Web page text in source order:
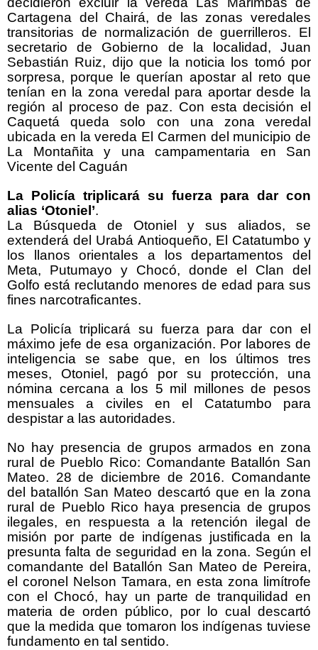
Cartagena del Chairá, de las zonas veredales
transitorias de normalización de guerrilleros. El
secretario de Gobierno de la localidad, Juan
Sebastián Ruiz, dijo que la noticia los tomó por
sorpresa, porque le querían apostar al reto que
tenían en la zona veredal para aportar desde la
región al proceso de paz. Con esta decisión el
Caquetá queda solo con una zona veredal
ubicada en la vereda El Carmen del municipio de
La Montañita y una campamentaria en San
Vicente del Caguán
La Policía triplicará su fuerza para dar con
alias ‘Otoniel’.
La Búsqueda de Otoniel y sus aliados, se
extenderá del Urabá Antioqueño, El Catatumbo y
los llanos orientales a los departamentos del
Meta, Putumayo y Chocó, donde el Clan del
Golfo está reclutando menores de edad para sus
fines narcotraficantes.
La Policía triplicará su fuerza para dar con el
máximo jefe de esa organización. Por labores de
inteligencia se sabe que, en los últimos tres
meses, Otoniel, pagó por su protección, una
nómina cercana a los 5 mil millones de pesos
mensuales a civiles en el Catatumbo para
despistar a las autoridades.
No hay presencia de grupos armados en zona
rural de Pueblo Rico: Comandante Batallón San
Mateo. 28 de diciembre de 2016. Comandante
del batallón San Mateo descartó que en la zona
rural de Pueblo Rico haya presencia de grupos
ilegales, en respuesta a la retención ilegal de
misión por parte de indígenas justificada en la
presunta falta de seguridad en la zona. Según el
comandante del Batallón San Mateo de Pereira,
el coronel Nelson Tamara, en esta zona limítrofe
con el Chocó, hay un parte de tranquilidad en
materia de orden público, por lo cual descartó
que la medida que tomaron los indígenas tuviese
fundamento en tal sentido.